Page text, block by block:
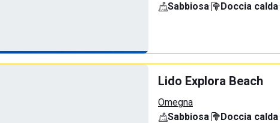
Sabbiosa· Doccia calda·
Lido Explora Beach
Omegna
Sabbiosa· Doccia calda·